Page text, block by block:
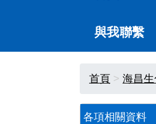
與我聯繫
首頁 海昌
各項相關資料